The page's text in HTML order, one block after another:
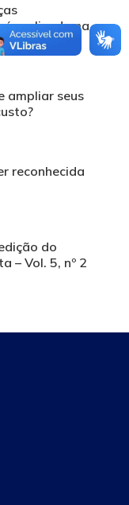
realizada na
ampliar seus
reconhecida
do
– Vol. 5, nº 2